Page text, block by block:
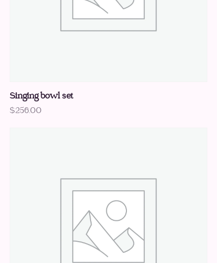
Singing bowl set
$256.00